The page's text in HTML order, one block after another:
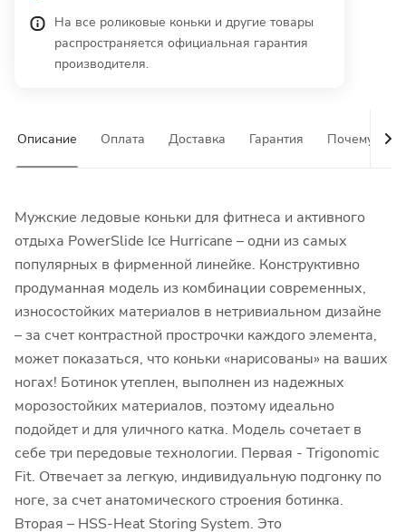
На все роликовые коньки и другие товары
распространяется официальная гарантия
производителя.
Описание Оплата Доставка Гарантия Почему у
Мужские ледовые коньки для фитнеса и активного
отдыха PowerSlide Ice Hurricane – одни из самых
популярных в фирменной линейке. Конструктивно
продуманная модель из комбинации современных,
износостойких материалов в нетривиальном дизайне
– за счет контрастной прострочки каждого элемента,
может показаться, что коньки «нарисованы» на ваших
ногах! Ботинок утеплен, выполнен из надежных
морозостойких материалов, поэтому идеально
подойдет и для уличного катка. Модель сочетает в
себе три передовые технологии. Первая - Trigonomic
Fit. Отвечает за легкую, индивидуальную подгонку по
ноге, за счет анатомического строения ботинка.
Вторая – HSS-Heat Storing System. Это